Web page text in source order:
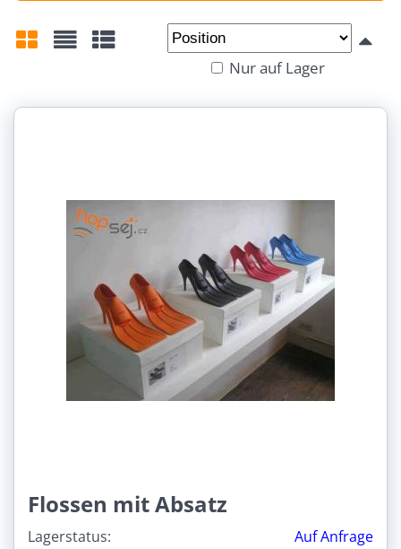
An: Nur auf Lager
Flossen mit Absatz
Lagerstatus: Auf Anfrage